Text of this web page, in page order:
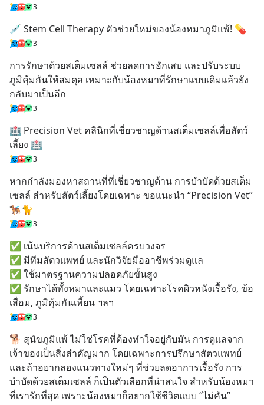
3
💉 Stem Cell Therapy ตัวช่วยใหม่ของน้องหมาภูมิแพ้! 💊
3
การรักษาด้วยสเต็มเซลล์ ช่วยลดการอักเสบ และปรับระบบ
ภูมิคุ้มกันให้สมดุล เหมาะกับน้องหมาที่รักษาแบบเดิมแล้วยัง
กลับมาเป็นอีก
3
🏥 Precision Vet คลินิกที่เชี่ยวชาญด้านสเต็มเซลล์เพื่อสัตว์
เลี้ยง 🏥
3
หากกำลังมองหาสถานที่ที่เชี่ยวชาญด้าน การบำบัดด้วยสเต็ม
เซลล์ สำหรับสัตว์เลี้ยงโดยเฉพาะ ขอแนะนำ “Precision Vet”
🐕‍🦺🐈
3
✅ เน้นบริการด้านสเต็มเซลล์ครบวงจร
✅ มีทีมสัตวแพทย์ และนักวิจัยมืออาชีพร่วมดูแล
✅ ใช้มาตรฐานความปลอดภัยขั้นสูง
✅ รักษาได้ทั้งหมาและแมว โดยเฉพาะโรคผิวหนังเรื้อรัง, ข้อ
เสื่อม, ภูมิคุ้มกันเพี้ยน ฯลฯ
3
🐕 สุนัขภูมิแพ้ ไม่ใช่โรคที่ต้องทำใจอยู่กับมัน การดูแลจาก
เจ้าของเป็นสิ่งสำคัญมาก โดยเฉพาะการปรึกษาสัตวแพทย์
และถ้าอยากลองแนวทางใหม่ๆ ที่ช่วยลดอาการเรื้อรัง การ
บำบัดด้วยสเต็มเซลล์ ก็เป็นตัวเลือกที่น่าสนใจ สำหรับน้องหมา
ที่เรารักที่สุด เพราะน้องหมาก็อยากใช้ชีวิตแบบ “ไม่คัน”